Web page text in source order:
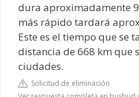
dura aproximadamente
más rápido tardará
Este es el tiempo que se
distancia de 668 km que
ciudades.
Solicitud de eliminación